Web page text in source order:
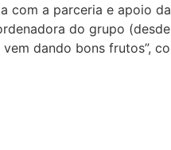
com a parceria e apoio
do grupo
dando bons frutos”,